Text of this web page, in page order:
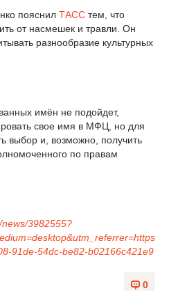
пояснил ТАСС тем, что
от насмешек и травли. Он
разнообразие культурных
имён не подойдет,
свое имя в МФЦ, но для
выбор и, возможно, получить
по правам
3982555?
91de-54dc-be82-b02166c421e9
0